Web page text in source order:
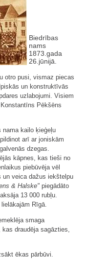
Biedrības
nams
1873.gada
26.jūnijā.
otro pusi, vismaz piecas
un konstruktīvās
uzlabojumi. Visiem
Pēkšēns
nama kailo ķieģeļu
arī ar joniskām
dzegas.
kāpnes, kas tieši no
piebūvēja vēl
un veica dažus iekštelpu
& Halske" piegādāto
13 000 rubļu.
Rīgā.
smaga
draudēja sagāzties,
ēkas pārbūvi.